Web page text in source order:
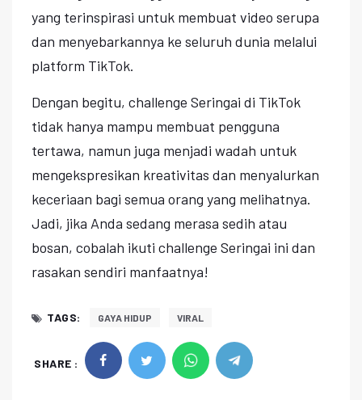
yang terinspirasi untuk membuat video serupa
dan menyebarkannya ke seluruh dunia melalui
platform TikTok.
Dengan begitu, challenge Seringai di TikTok
tidak hanya mampu membuat pengguna
tertawa, namun juga menjadi wadah untuk
mengekspresikan kreativitas dan menyalurkan
keceriaan bagi semua orang yang melihatnya.
Jadi, jika Anda sedang merasa sedih atau
bosan, cobalah ikuti challenge Seringai ini dan
rasakan sendiri manfaatnya!
TAGS: GAYA HIDUP VIRAL
SHARE :